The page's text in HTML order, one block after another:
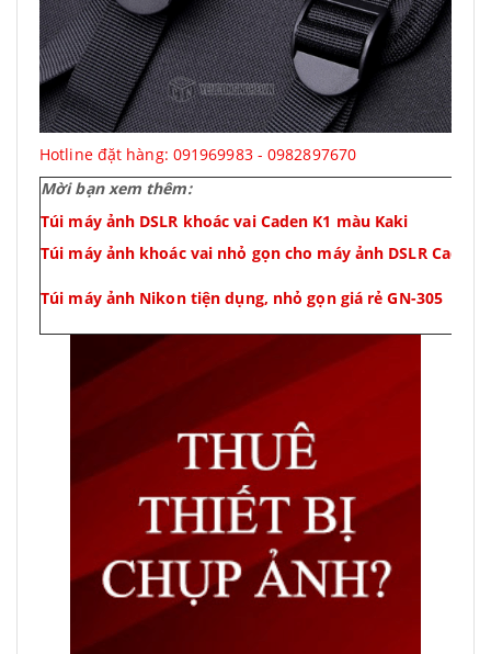
Hotline đặt hàng: 091969983 - 0982897670
Mời bạn xem thêm:
Túi máy ảnh DSLR khoác vai Caden K1 màu Kaki
Túi máy ảnh khoác vai nhỏ gọn cho máy ảnh DSLR Caden
Túi máy ảnh Nikon tiện dụng, nhỏ gọn giá rẻ GN-305